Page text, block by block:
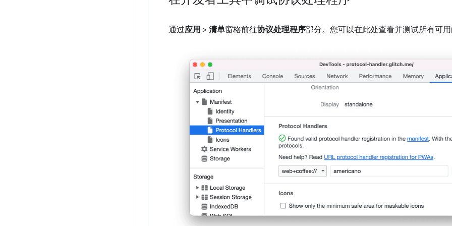
通过应用 > 清单窗格前往协议处理程序部分。您可以在此处查看并测试所有可